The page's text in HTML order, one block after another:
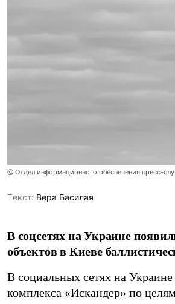
@ Отдел информационного обеспечения пресс-
Tекст: Вера Басилая
В соцсетях на Украине
объектов в Киеве
В социальных сетях на
комплекса «Искандер» по